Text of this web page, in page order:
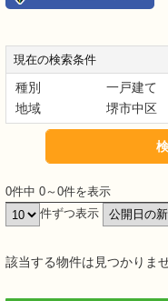
現在の検索条件
種別
一戸建て
地域
堺市中区
0件中 0～0件を表示
件ずつ表示
該当する物件は見つかりま